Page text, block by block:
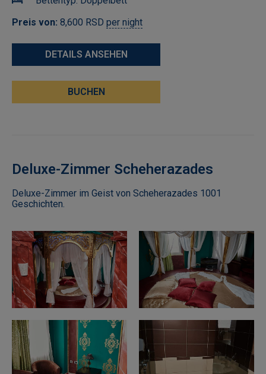
Preis von: 8,600 RSD per night
DETAILS ANSEHEN
BUCHEN
Deluxe-Zimmer Scheherazades
Deluxe-Zimmer im Geist von Scheherazades 1001
Geschichten.